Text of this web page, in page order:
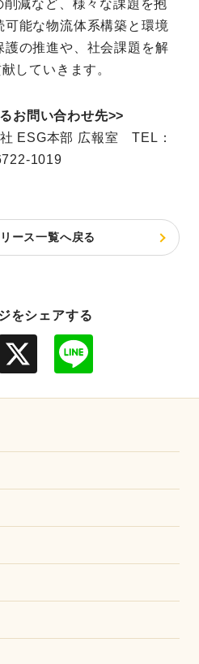
減など、様々な課題を抱
可能な物流体系構築と環境
護の推進や、社会課題を解
していきます。
お問い合わせ先>>
ESG本部 広報室 TEL：
1019
ース一覧へ戻る
をシェアする